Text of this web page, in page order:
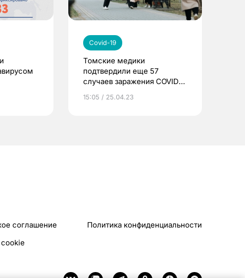
Covid-19
Томские медики
подтвердили еще 57
случаев заражения COVID-
15:05 / 25.04.23
соглашение
Политика конфиденциальности